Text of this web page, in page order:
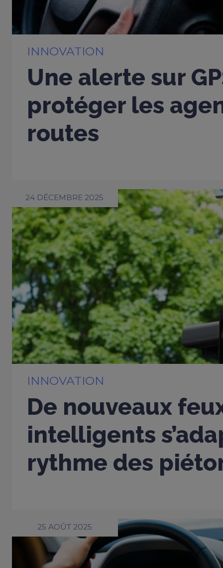
INNOVATION
Une alerte sur
protéger les
routes
24 DÉCEMBRE 2025
INNOVATION
De nouveaux
intelligents
rythme des
25 AOÛT 2025